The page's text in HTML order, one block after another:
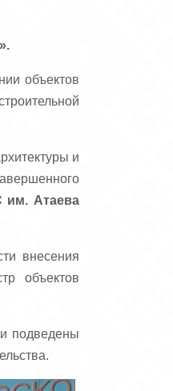
объектов
и
им. Атаева
внесения
объектов
подведены